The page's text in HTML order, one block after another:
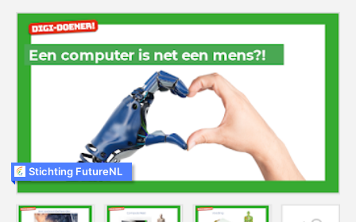
Stichting FutureNL